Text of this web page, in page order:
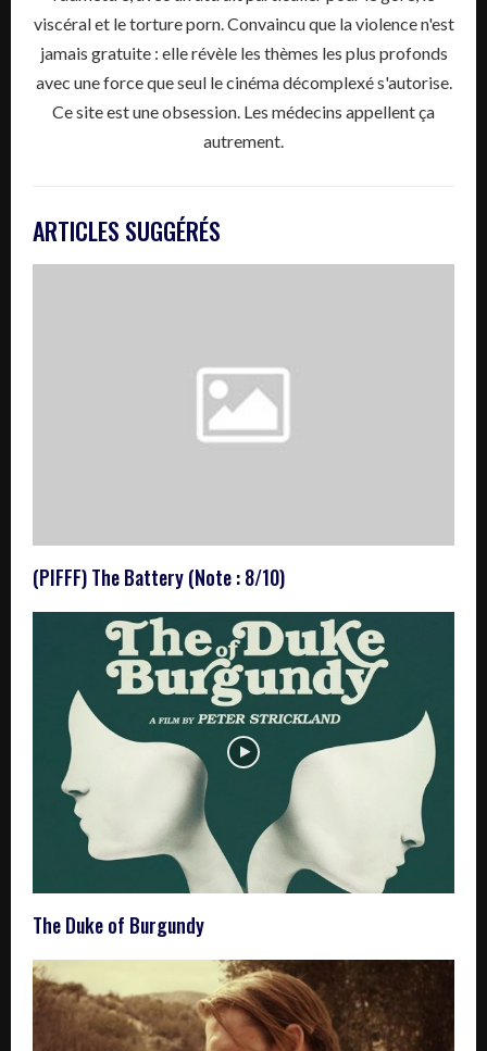
viscéral et le torture porn. Convaincu que la violence n'est
jamais gratuite : elle révèle les thèmes les plus profonds
avec une force que seul le cinéma décomplexé s'autorise.
Ce site est une obsession. Les médecins appellent ça
autrement.
ARTICLES SUGGÉRÉS
(PIFFF) The Battery (Note : 8/10)
The Duke of Burgundy